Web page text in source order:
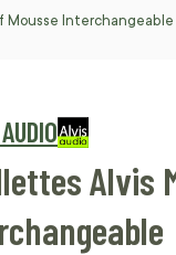
Mousse Interchangeable
Alvis